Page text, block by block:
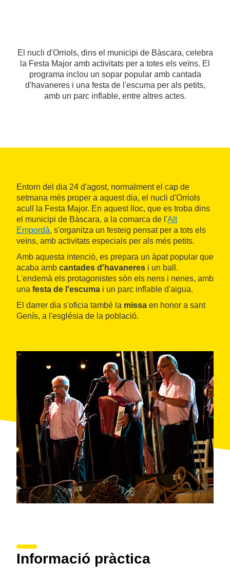
El nucli d'Orriols, dins el municipi de Bàscara, celebra
la Festa Major amb activitats per a totes els veïns. El
programa inclou un sopar popular amb cantada
d'havaneres i una festa de l'escuma per als petits,
amb un parc inflable, entre altres actes.
Entorn del dia 24 d'agost, normalment el cap de
setmana més proper a aquest dia, el nucli d'Orriols
acull la Festa Major. En aquest lloc, que es troba dins
el municipi de Bàscara, a la comarca de l'Alt
Empordà, s'organitza un festeig pensat per a tots els
veïns, amb activitats especials per als més petits.
Amb aquesta intenció, es prepara un àpat popular que
acaba amb cantades d'havaneres i un ball.
L'endemà els protagonistes són els nens i nenes, amb
una festa de l'escuma i un parc inflable d'aigua.
El darrer dia s'oficia també la missa en honor a sant
Genís, a l'església de la població.
Informació pràctica